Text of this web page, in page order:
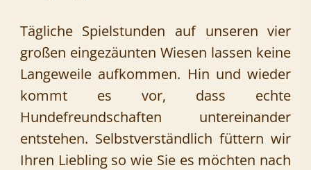
Tägliche Spielstunden auf unseren vier
großen eingezäunten Wiesen lassen keine
Langeweile aufkommen. Hin und wieder
kommt es vor, dass echte
Hundefreundschaften untereinander
entstehen. Selbstverständlich füttern wir
Ihren Liebling so wie Sie es möchten nach